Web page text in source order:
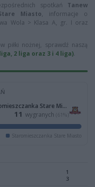
spotkań Tanew
Miasto, informacje o
Wola > Klasa A, gr. I oraz
piłki nożnej, sprawdź naszą
2 liga oraz 3 i 4 liga).
Staromieszczanka Stare Miasto
11 wygranych (61%)
Staromieszczanka Stare Miasto
1
3